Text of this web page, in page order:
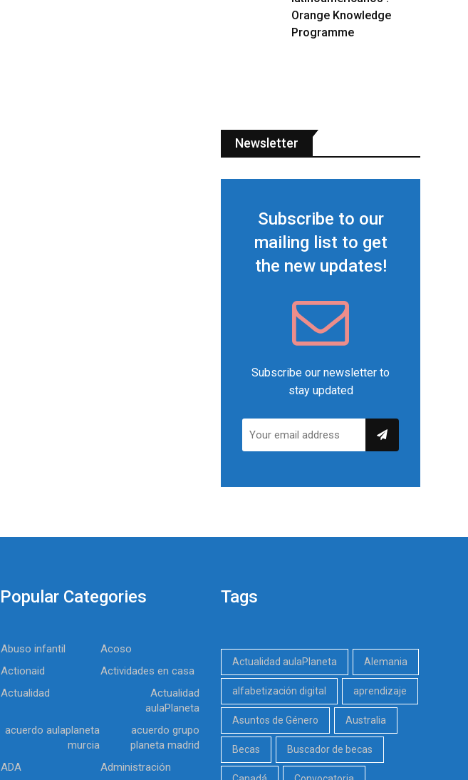
Orange Knowledge
Programme
Newsletter
Subscribe to our
mailing list to get
the new updates!
Subscribe our newsletter to
stay updated
Popular Categories
Abuso infantil
Acoso
Actionaid
Actividades en casa
Actualidad
Actualidad
aulaPlaneta
acuerdo aulaplaneta
murcia
acuerdo grupo
planeta madrid
ADA
Administración
Tags
Actualidad aulaPlaneta Alemania
alfabetización digital aprendizaje
Asuntos de Género Australia
Becas Buscador de becas